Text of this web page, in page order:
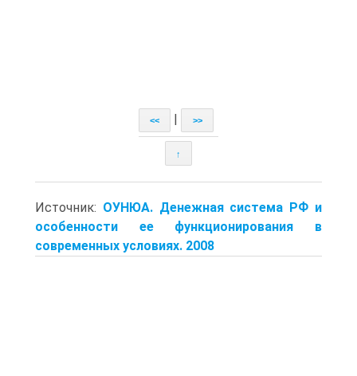
<< >>
↑
Источник: ОУНЮА. Денежная система РФ и
особенности ее функционирования в
современных условиях. 2008